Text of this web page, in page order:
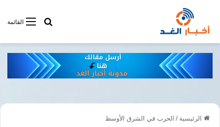
القائمةأبحت فى
الرئيسية / الحرب في الشرق الأوسط